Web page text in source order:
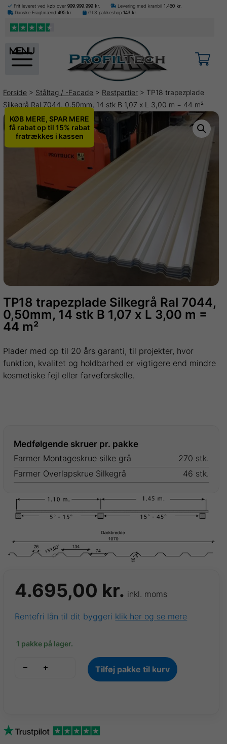
Frit leveret ved køb over 999.999.999 kr. Levering med kranbil 1.480 kr.
Danske Fragtmænd 495 kr. GLS pakkeshop 149 kr.
menu
Forside > Ståltag / -Facade > Restpartier > TP18 trapezplade
Silkegrå Ral 7044, 0,50mm, 14 stk B 1,07 x L 3,00 m = 44 m²
KØB MERE, SPAR MERE
få rabat op til 15% rabat
fratrækkes i kassen
TP18 trapezplade Silkegrå Ral 7044,
0,50mm, 14 stk B 1,07 x L 3,00 m =
44 m²
Plader med op til 20 års garanti, til projekter, hvor
funktion, kvalitet og holdbarhed er vigtigere end mindre
kosmetiske fejl eller farveforskelle.
4.695,00 kr. inkl. moms
Rentefri lån til dit byggeri klik her og se mere
1 pakke på lager.
14
Tilføj pakke til kurv
Medfølgende skruer pr. pakke
Farmer Montageskrue silke grå
270 stk.
Farmer Overlapskrue Silkegrå
46 stk.